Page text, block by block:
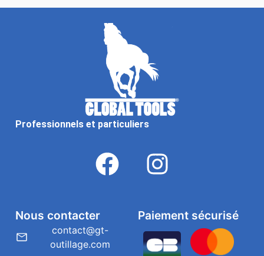
Professionnels et particuliers
Paiement sécurisé
Nous contacter
contact@gt-
outillage.com